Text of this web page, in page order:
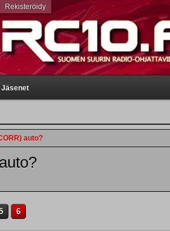
Jäsenet
Rekisteröidy
auto?
6